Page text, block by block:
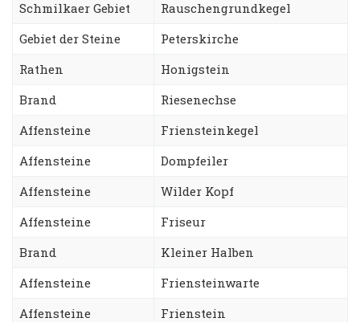
Schmilkaer Gebiet
Rauschengrundkegel
Gebiet der Steine
Peterskirche
Rathen
Honigstein
Brand
Riesenechse
Affensteine
Friensteinkegel
Affensteine
Dompfeiler
Affensteine
Wilder Kopf
Affensteine
Friseur
Brand
Kleiner Halben
Affensteine
Friensteinwarte
Affensteine
Frienstein